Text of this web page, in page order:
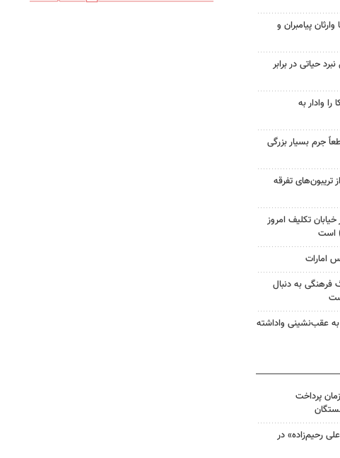
پیامبران و
حیاتی در برابر
وادار به
جرم بسیار بزرگی
تریبون‌های تفرقه
تکلیف امروز
است
امارات
به دنبال
عقب‌نشینی واداشته
پرداخت
رحیم‌زاده» در